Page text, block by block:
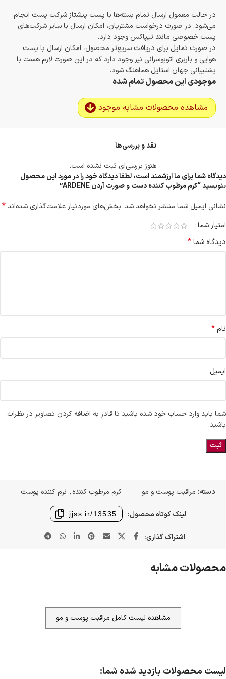
در حالت معمول ارسال تمام بسته‌ها با پست پیشتاز شرکت پست انجام
می‌شود. در صورت درخواست مشتریان، امکان ارسال با سایر شرکت‌های
پست خصوصی مانند تیپاکس وجود دارد.
در صورت تمایل برای دریافت سریع‌تر محصول، امکان ارسال با پست
هوایی و باربری اتوبوسرانی نیز وجود دارد که در این صورت لازم هست با
پشتیبانی جهان استایل هماهنگ شود.
موجودی این محصول تمام شده
مشاهده محصولات مشابه موجود
نقد و بررسی‌ها
هنوز بررسی‌ای ثبت نشده است.
دیدگاه شما برای ما ارزشمند است، لطفا دیدگاه خود را در مورد این محصول
بنویسید “کرم مرطوب کننده دست و صورت آردن ARDENE”
نشانی ایمیل شما منتشر نخواهد شد. بخش‌های موردنیاز علامت‌گذاری شده‌اند*
امتیاز شما
دیدگاه شما*
نام*
ایمیل
شما باید وارد حساب خود شده باشید تا قادر به اضافه کردن تصاویر در نظرات
باشید.
دسته: مراقبت پوست و مو کرم مرطوب کننده, نرم کننده پوست
لینک کوتاه محصول: jjss.ir/13535
اشتراک گذاری:
محصولات مشابه
مشاهده لیست کامل مراقبت پوست و مو
لیست محصولات بازدید شده شما:
گارانتی معتبر برای تمامی محصولات ارائه می‌شود.